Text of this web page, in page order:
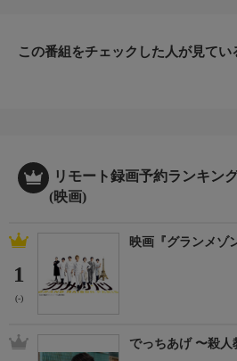
番組内容
芸妓を母として生まれた彌生をめぐっ
妓なるがゆえに苦悩する生みの母の真
番組内容
瀬戸内海の小島に、勘三（坂本武）お
てられた彌生（美空ひばり）は生みの
持った夏江（坪内美子）にひきとら
ら、彌生を引き取ることを申し出る
この番組をチェックした人が見てい
リモート録画予約ランキン
(映画)
1
(-)
映画『グランメゾ
でっちあげ 〜殺人